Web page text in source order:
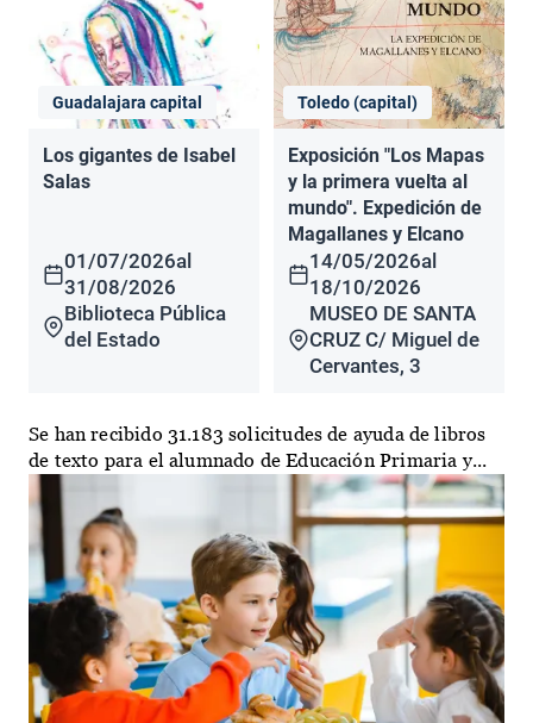
Guadalajara capital
Los gigantes de Isabel
Salas
01/07/2026al
31/08/2026
Biblioteca Pública
del Estado
Toledo (capital)
Exposición "Los Mapas
y la primera vuelta al
mundo". Expedición de
Magallanes y Elcano
14/05/2026al
18/10/2026
MUSEO DE SANTA
CRUZ C/ Miguel de
Cervantes, 3
Se han recibido 31.183 solicitudes de ayuda de libros
de texto para el alumnado de Educación Primaria y...